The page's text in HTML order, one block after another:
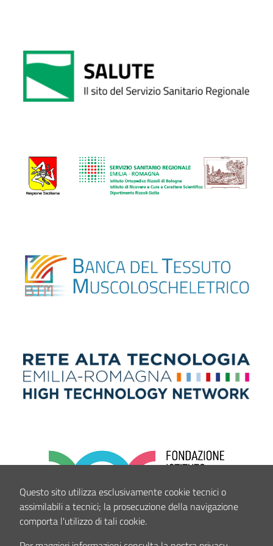
Questo sito utilizza esclusivamente cookie tecnici o
assimilabili a tecnici; la prosecuzione della navigazione
comporta l'utilizzo di tali cookie.